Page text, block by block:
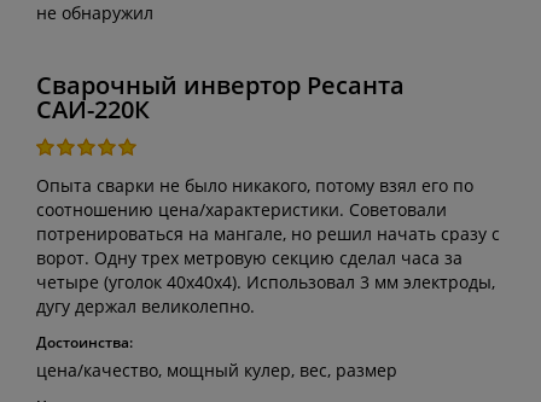
не обнаружил
Сварочный инвертор Ресанта
САИ-220К
Опыта сварки не было никакого, потому взял его по
соотношению цена/характеристики. Советовали
потренироваться на мангале, но решил начать сразу с
ворот. Одну трех метровую секцию сделал часа за
четыре (уголок 40х40х4). Использовал 3 мм электроды,
дугу держал великолепно.
Достоинства:
цена/качество, мощный кулер, вес, размер